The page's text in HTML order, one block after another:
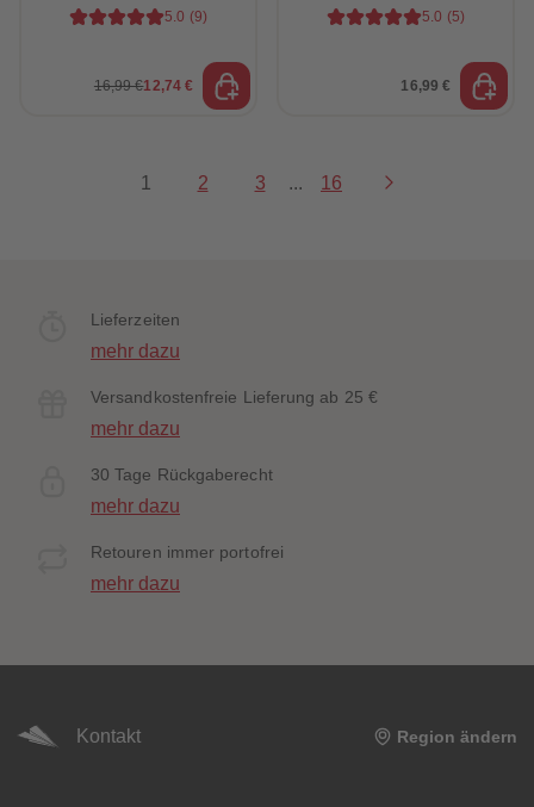
5.0 (9)
16,99 €12,74 €
5.0 (5)
16,99 €
1 2 3 ... 16
Lieferzeiten
mehr dazu
Versandkostenfreie Lieferung ab 25 €
mehr dazu
30 Tage Rückgaberecht
mehr dazu
Retouren immer portofrei
mehr dazu
Kontakt Region ändern